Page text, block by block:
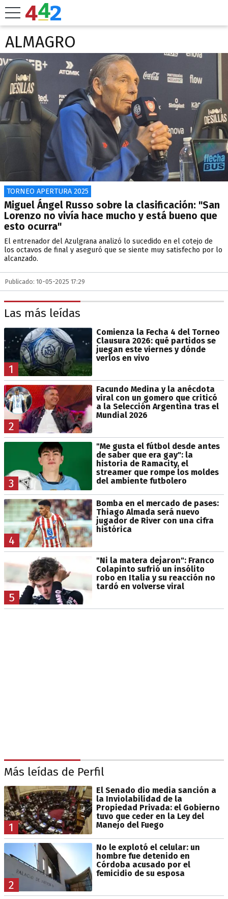
ALMAGRO
TORNEO APERTURA 2025
Miguel Ángel Russo sobre la clasificación: "San
Lorenzo no vivía hace mucho y está bueno que
esto ocurra"
El entrenador del Azulgrana analizó lo sucedido en el cotejo de
los octavos de final y aseguró que se siente muy satisfecho por lo
alcanzado.
Publicado: 10-05-2025 17:29
Las más leídas
1
Comienza la Fecha 4 del Torneo
Clausura 2026: qué partidos se
juegan este viernes y dónde
verlos en vivo
2
Facundo Medina y la anécdota
viral con un gomero que criticó
a la Selección Argentina tras el
Mundial 2026
3
"Me gusta el fútbol desde antes
de saber que era gay": la
historia de Ramacity, el
streamer que rompe los moldes
del ambiente futbolero
4
Bomba en el mercado de pases:
Thiago Almada será nuevo
jugador de River con una cifra
histórica
5
"Ni la matera dejaron": Franco
Colapinto sufrió un insólito
robo en Italia y su reacción no
tardó en volverse viral
Más leídas de Perfil
1
El Senado dio media sanción a
la Inviolabilidad de la
Propiedad Privada: el Gobierno
tuvo que ceder en la Ley del
Manejo del Fuego
2
No le explotó el celular: un
hombre fue detenido en
Córdoba acusado por el
femicidio de su esposa